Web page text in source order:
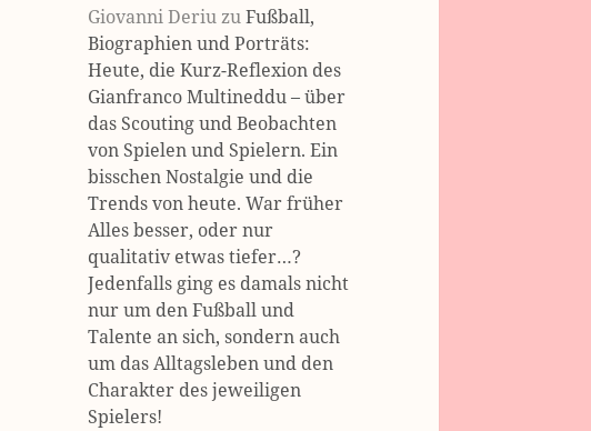
Giovanni DeriuzuFußball,
Biographien und Porträts:
Heute, die Kurz-Reflexion des
Gianfranco Multineddu – über
das Scouting und Beobachten
von Spielen und Spielern. Ein
bisschen Nostalgie und die
Trends von heute. War früher
Alles besser, oder nur
qualitativ etwas tiefer…?
Jedenfalls ging es damals nicht
nur um den Fußball und
Talente an sich, sondern auch
um das Alltagsleben und den
Charakter des jeweiligen
Spielers!